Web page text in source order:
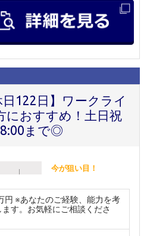
日122日】ワークライ
におすすめ！土日祝
まで◎
今が狙い目！
円 ※あなたのご経験、能力を考
す。お気軽にご相談くださ